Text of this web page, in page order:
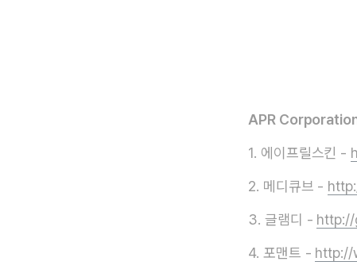
APR
1. 에이프릴스킨 -
2. 메디큐브 -
3. 글램디 -
4. 포맨트 - http://